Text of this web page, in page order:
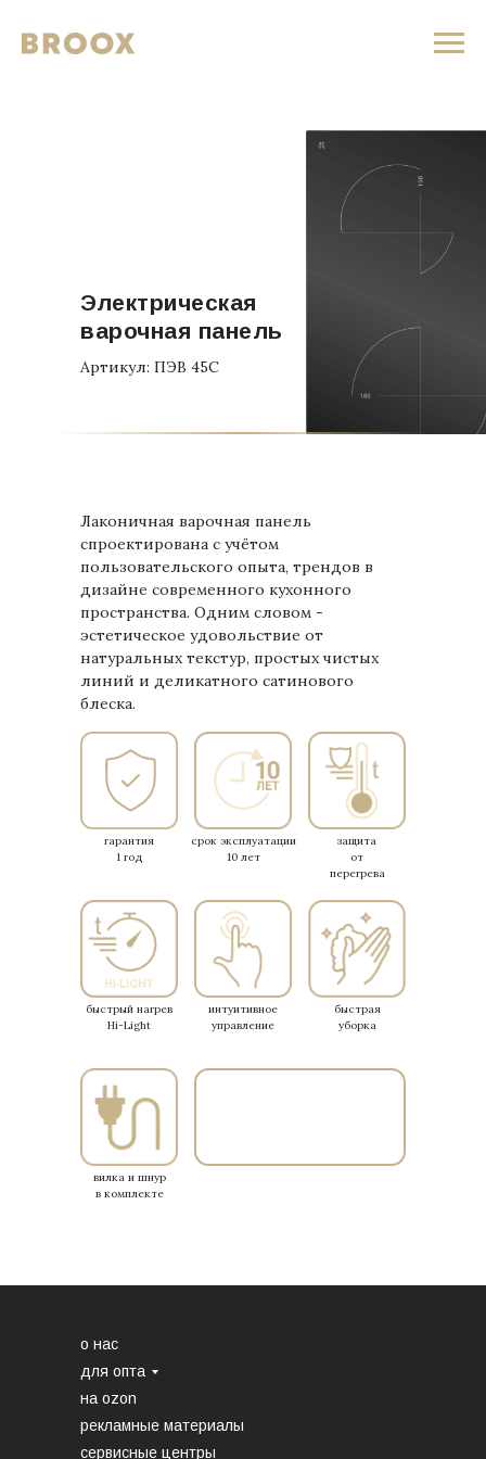
Артикул: ПЭВ 45С
Электрическая
варочная панель
Лаконичная варочная панель
спроектирована с учётом
пользовательского опыта, трендов в
дизайне современного кухонного
пространства. Одним словом -
эстетическое удовольствие от
натуральных текстур, простых чистых
линий и деликатного сатинового
блеска.
вилка и шнур
в комплекте
интуитивное
управление
быстрая
уборка
быстрый нагрев
Hi-Light
срок эксплуатации
10 лет
гарантия
1 год
защита
от
перегрева
о нас
на ozon
для опта
рекламные материалы
сервисные центры